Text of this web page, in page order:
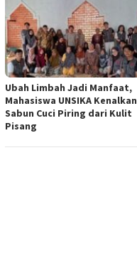
Ubah Limbah Jadi Manfaat,
Mahasiswa UNSIKA Kenalkan
Sabun Cuci Piring dari Kulit
Pisang